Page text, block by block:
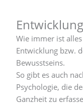
Wie immer ist
Entwicklung bzw.
Bewusstseins.
So gibt es auch
Psychologie, die
Ganzheit zu